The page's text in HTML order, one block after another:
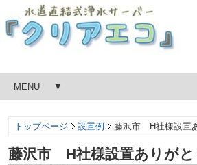
MENU
トップページ 設置例 藤沢市 H社様設置
藤沢市 H社様設置ありがと